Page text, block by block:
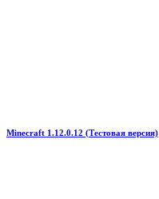
Minecraft 1.12.0.12 (Тестовая версия)